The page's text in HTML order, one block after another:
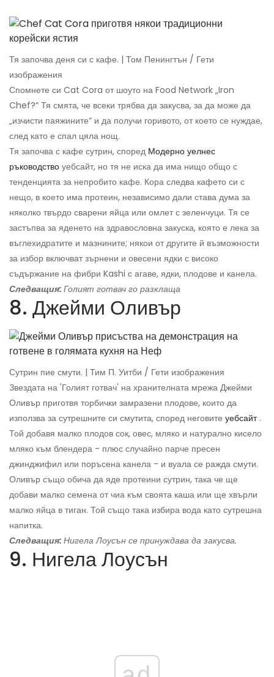
Тя започва деня си с кафе. | Том Пенингтън / Гети
изображения
Спомнете си Cat Cora от шоуто на Food Network „Iron
Chef?“ Тя смята, че всеки трябва да закусва, за да може да
„изчисти паяжините“ и да получи горивото, от което се нуждае,
след като е спал цяла нощ.
Тя започва с кафе сутрин, според Модерно уелнес
ръководство уебсайт, но тя не иска да има нищо общо с
тенденцията за непробито кафе. Кора следва кафето си с
нещо, в което има протеин, независимо дали става дума за
няколко твърдо сварени яйца или омлет с зеленчуци. Тя се
застъпва за яденето на здравословна закуска, която е лека за
въглехидратите и мазнините; някои от другите й възможности
за избор включват зърнени и овесени ядки с високо
съдържание на фибри Kashi с агаве, ядки, плодове и канела.
Следващия: Голият готвач го разклаща
8. Джейми Оливър
Сутрин пие смути. | Тим П. Уитби / Гети изображения
Звездата на 'Голият готвач' на хранителната мрежа Джейми
Оливър приготвя торбички замразени плодове, които да
използва за сутрешните си смутита, според неговите уебсайт.
Той добавя малко плодов сок, овес, мляко и натурално кисело
мляко към блендера - плюс случайно парче пресен
джинджифил или поръсена канела - и вуала се ражда смути.
Оливър също обича да яде протеини сутрин, така че ще
добави малко семена от чиа към своята каша или ще хвърли
малко яйца в тиган. Той също така избира вода като сутрешна
напитка.
Следващия: Нигела Лоусън се принуждава да закусва.
9. Нигела Лоусън